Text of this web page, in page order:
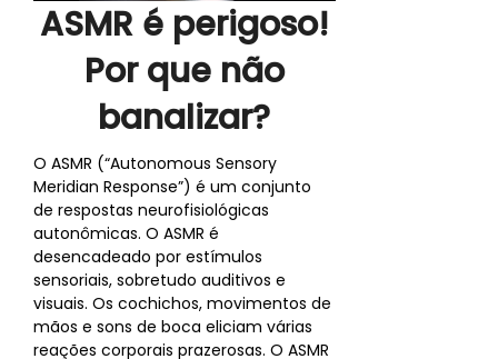
ASMR é perigoso!
Por que não
banalizar?
O ASMR (“Autonomous Sensory
Meridian Response”) é um conjunto
de respostas neurofisiológicas
autonômicas. O ASMR é
desencadeado por estímulos
sensoriais, sobretudo auditivos e
visuais. Os cochichos, movimentos de
mãos e sons de boca eliciam várias
reações corporais prazerosas. O ASMR